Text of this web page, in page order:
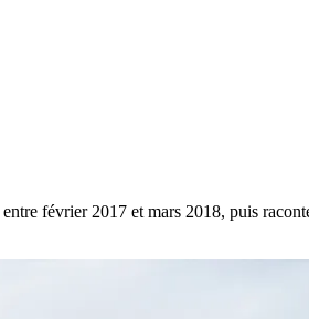
entre février 2017 et mars 2018, puis